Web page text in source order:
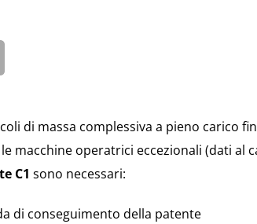
di massa complessiva a pieno carico
macchine operatrici eccezionali (dati al
C1 sono necessari:
di conseguimento della patente